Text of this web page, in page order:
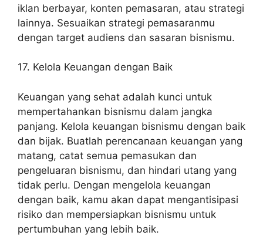
iklan berbayar, konten pemasaran, atau strategi
lainnya. Sesuaikan strategi pemasaranmu
dengan target audiens dan sasaran bisnismu.
17. Kelola Keuangan dengan Baik
Keuangan yang sehat adalah kunci untuk
mempertahankan bisnismu dalam jangka
panjang. Kelola keuangan bisnismu dengan baik
dan bijak. Buatlah perencanaan keuangan yang
matang, catat semua pemasukan dan
pengeluaran bisnismu, dan hindari utang yang
tidak perlu. Dengan mengelola keuangan
dengan baik, kamu akan dapat mengantisipasi
risiko dan mempersiapkan bisnismu untuk
pertumbuhan yang lebih baik.